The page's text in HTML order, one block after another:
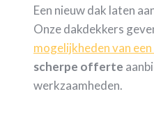
Een nieuw dak laten
Onze dakdekkers
mogelijkheden van
scherpe offerte
werkzaamheden.